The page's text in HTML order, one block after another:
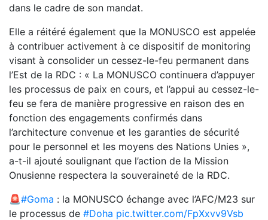
dans le cadre de son mandat.
Elle a réitéré également que la MONUSCO est appelée
à contribuer activement à ce dispositif de monitoring
visant à consolider un cessez-le-feu permanent dans
l’Est de la RDC : « La MONUSCO continuera d’appuyer
les processus de paix en cours, et l’appui au cessez-le-
feu se fera de manière progressive en raison des en
fonction des engagements confirmés dans
l’architecture convenue et les garanties de sécurité
pour le personnel et les moyens des Nations Unies »,
a-t-il ajouté soulignant que l’action de la Mission
Onusienne respectera la souveraineté de la RDC.
🚨#Goma : la MONUSCO échange avec l’AFC/M23 sur
le processus de #Doha pic.twitter.com/FpXxvv9Vsb